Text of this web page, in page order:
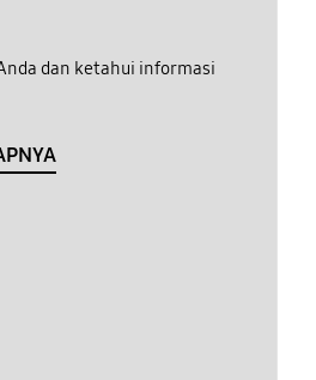
dan ketahui informasi